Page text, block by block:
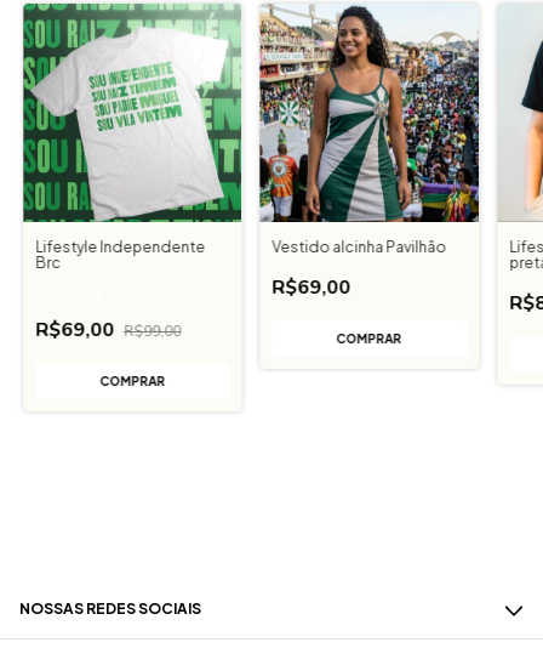
Lifestyle Independente
Brc
R$69,00 R$99,00
COMPRAR
Vestido alcinha Pavilhão
R$69,00
COMPRAR
NOSSAS REDES SOCIAIS